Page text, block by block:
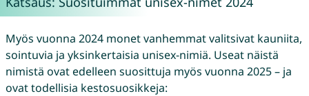
Myös vuonna 2024 monet vanhemmat valitsivat kauniita,
sointuvia ja yksinkertaisia unisex-nimiä. Useat näistä
nimistä ovat edelleen suosittuja myös vuonna 2025 – ja
ovat todellisia kestosuosikkeja: